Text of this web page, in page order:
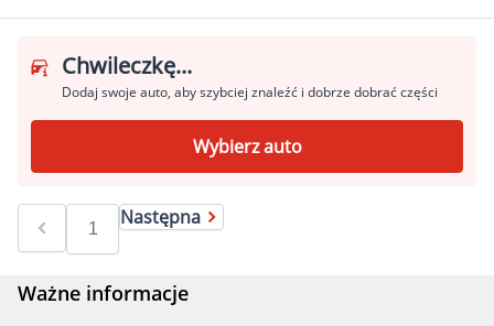
Chwileczkę...
Dodaj swoje auto, aby szybciej znaleźć i dobrze dobrać części
Wybierz auto
Następna
Ważne informacje